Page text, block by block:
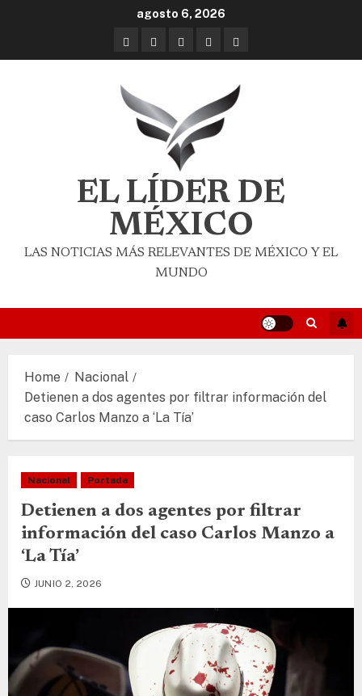
agosto 6, 2026
EL LÍDER DE
MÉXICO
LAS NOTICIAS MÁS RELEVANTES DE MÉXICO Y EL
MUNDO
Home
Nacional
Detienen a dos agentes por filtrar información del
caso Carlos Manzo a ‘La Tía’
Nacional Portada
Detienen a dos agentes por filtrar
información del caso Carlos Manzo a
‘La Tía’
JUNIO 2, 2026